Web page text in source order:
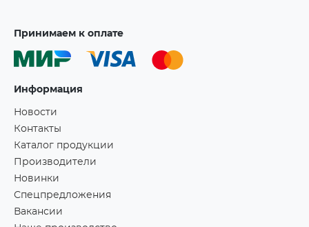
Принимаем к оплате
Информация
Новости
Контакты
Каталог продукции
Производители
Новинки
Спецпредложения
Вакансии